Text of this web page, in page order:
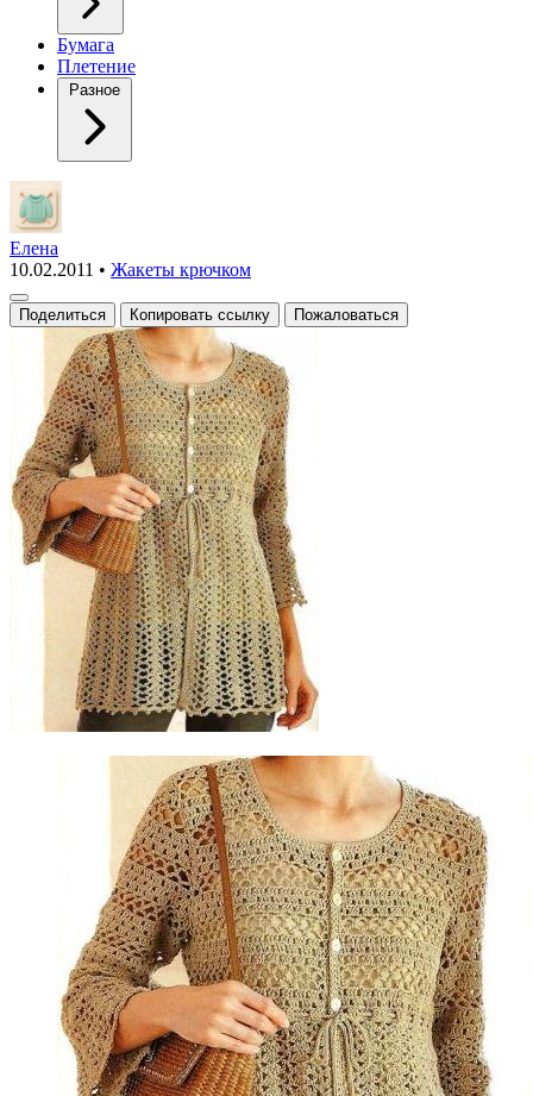
Бумага
Плетение
Разное
Красивый
жакет
вязаный
крючком
Елена
10.02.2011 • Жакеты крючком
Поделиться Копировать ссылку Пожаловаться